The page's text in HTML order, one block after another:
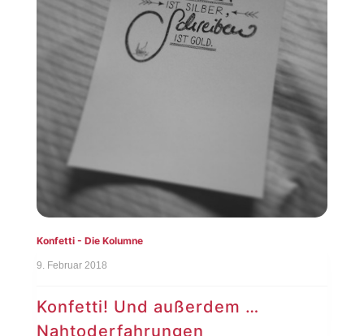
Konfetti - Die Kolumne
9. Februar 2018
Konfetti! Und außerdem …
Nahtoderfahrungen